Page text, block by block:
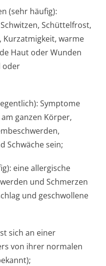
(sehr häufig):
Schüttelfrost,
Kurzatmigkeit, warme
Haut oder Wunden
oder
Symptome
ganzen Körper,
Schwäche sein;
eine allergische
und Schmerzen
und geschwollene
sich an einer
von ihrer normalen